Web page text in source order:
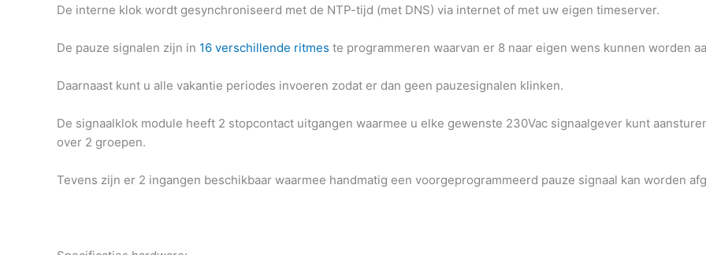
De interne klok wordt gesynchroniseerd met de NTP-tijd (met DNS) via internet of met uw eigen timeserver.
De pauze signalen zijn in 16 verschillende ritmes te programmeren waarvan er 8 naar eigen wens kunnen worden
Daarnaast kunt u alle vakantie periodes invoeren zodat er dan geen pauzesignalen klinken.
De signaalklok module heeft 2 stopcontact uitgangen waarmee u elke gewenste 230Vac signaalgever kunt
over 2 groepen.
Tevens zijn er 2 ingangen beschikbaar waarmee handmatig een voorgeprogrammeerd pauze signaal kan worden